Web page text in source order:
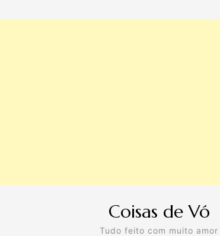
Coisas de Vó
Tudo feito com muito amor